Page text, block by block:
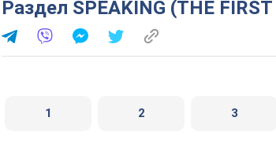
Раздел SPEAKING (THE
1 2 3